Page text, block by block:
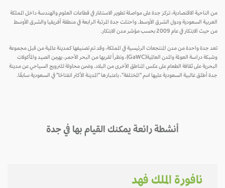
من الناحية الاقتصادية، تركز جدة على مواصلة تطوير الاستثمار في قطاعات العلوم والهندسة داخل المملكة
العربية السعودية ودول الشرق الأوسط. واحتلت جدة المرتبة الرابعة في منطقة أفريقيا والشرق الأوسط
من حيث الابتكار في عام 2009 بحسب مؤشر مدن الابتكار.
تعد جدة واحدة من مدن المنتجعات الرئيسية في المملكة، وقد تم تصنيفها كمدينة عالمية من قبل مجموعة
وشبكة دراسة العولمة والمدن العالمية(GaWC)، ونظراً لقربها من البحر الأحمر، يهيمن الصيد والمأكولات
البحرية على ثقافة الطعام على عكس المناطق الأخرى من البلاد. وضمن محاولة للترويج السياحي عن مدينة
جدة أطلق غالبية السعودية عليها اسم "المختلفة"، باعتبارها "المدينة الأكثر انفتاحًا" في السعودية سابقًا.
أنشطة رائعة يمكنك القيام بها في جدة
نافورة الملك فهد